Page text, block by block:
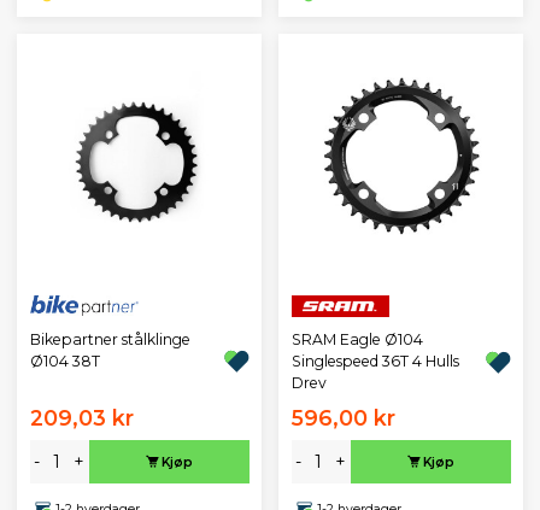
Bikepartner stålklinge
Ø104 38T
209,03 kr
- + Kjøp
SRAM Eagle Ø104
Singlespeed 36T 4 Hulls
Drev
596,00 kr
- + Kjøp